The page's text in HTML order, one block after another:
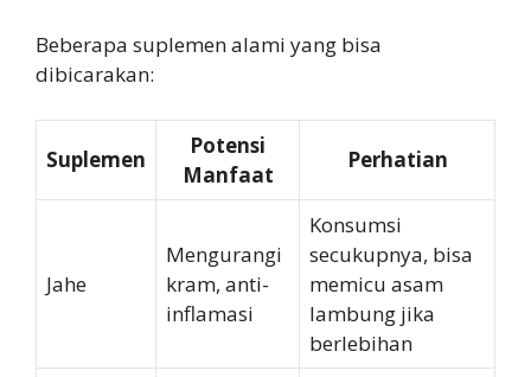
Beberapa suplemen alami yang bisa
dibicarakan:
Suplemen
Potensi
Manfaat
Perhatian
Jahe
Mengurangi
kram, anti-
inflamasi
Konsumsi
secukupnya, bisa
memicu asam
lambung jika
berlebihan